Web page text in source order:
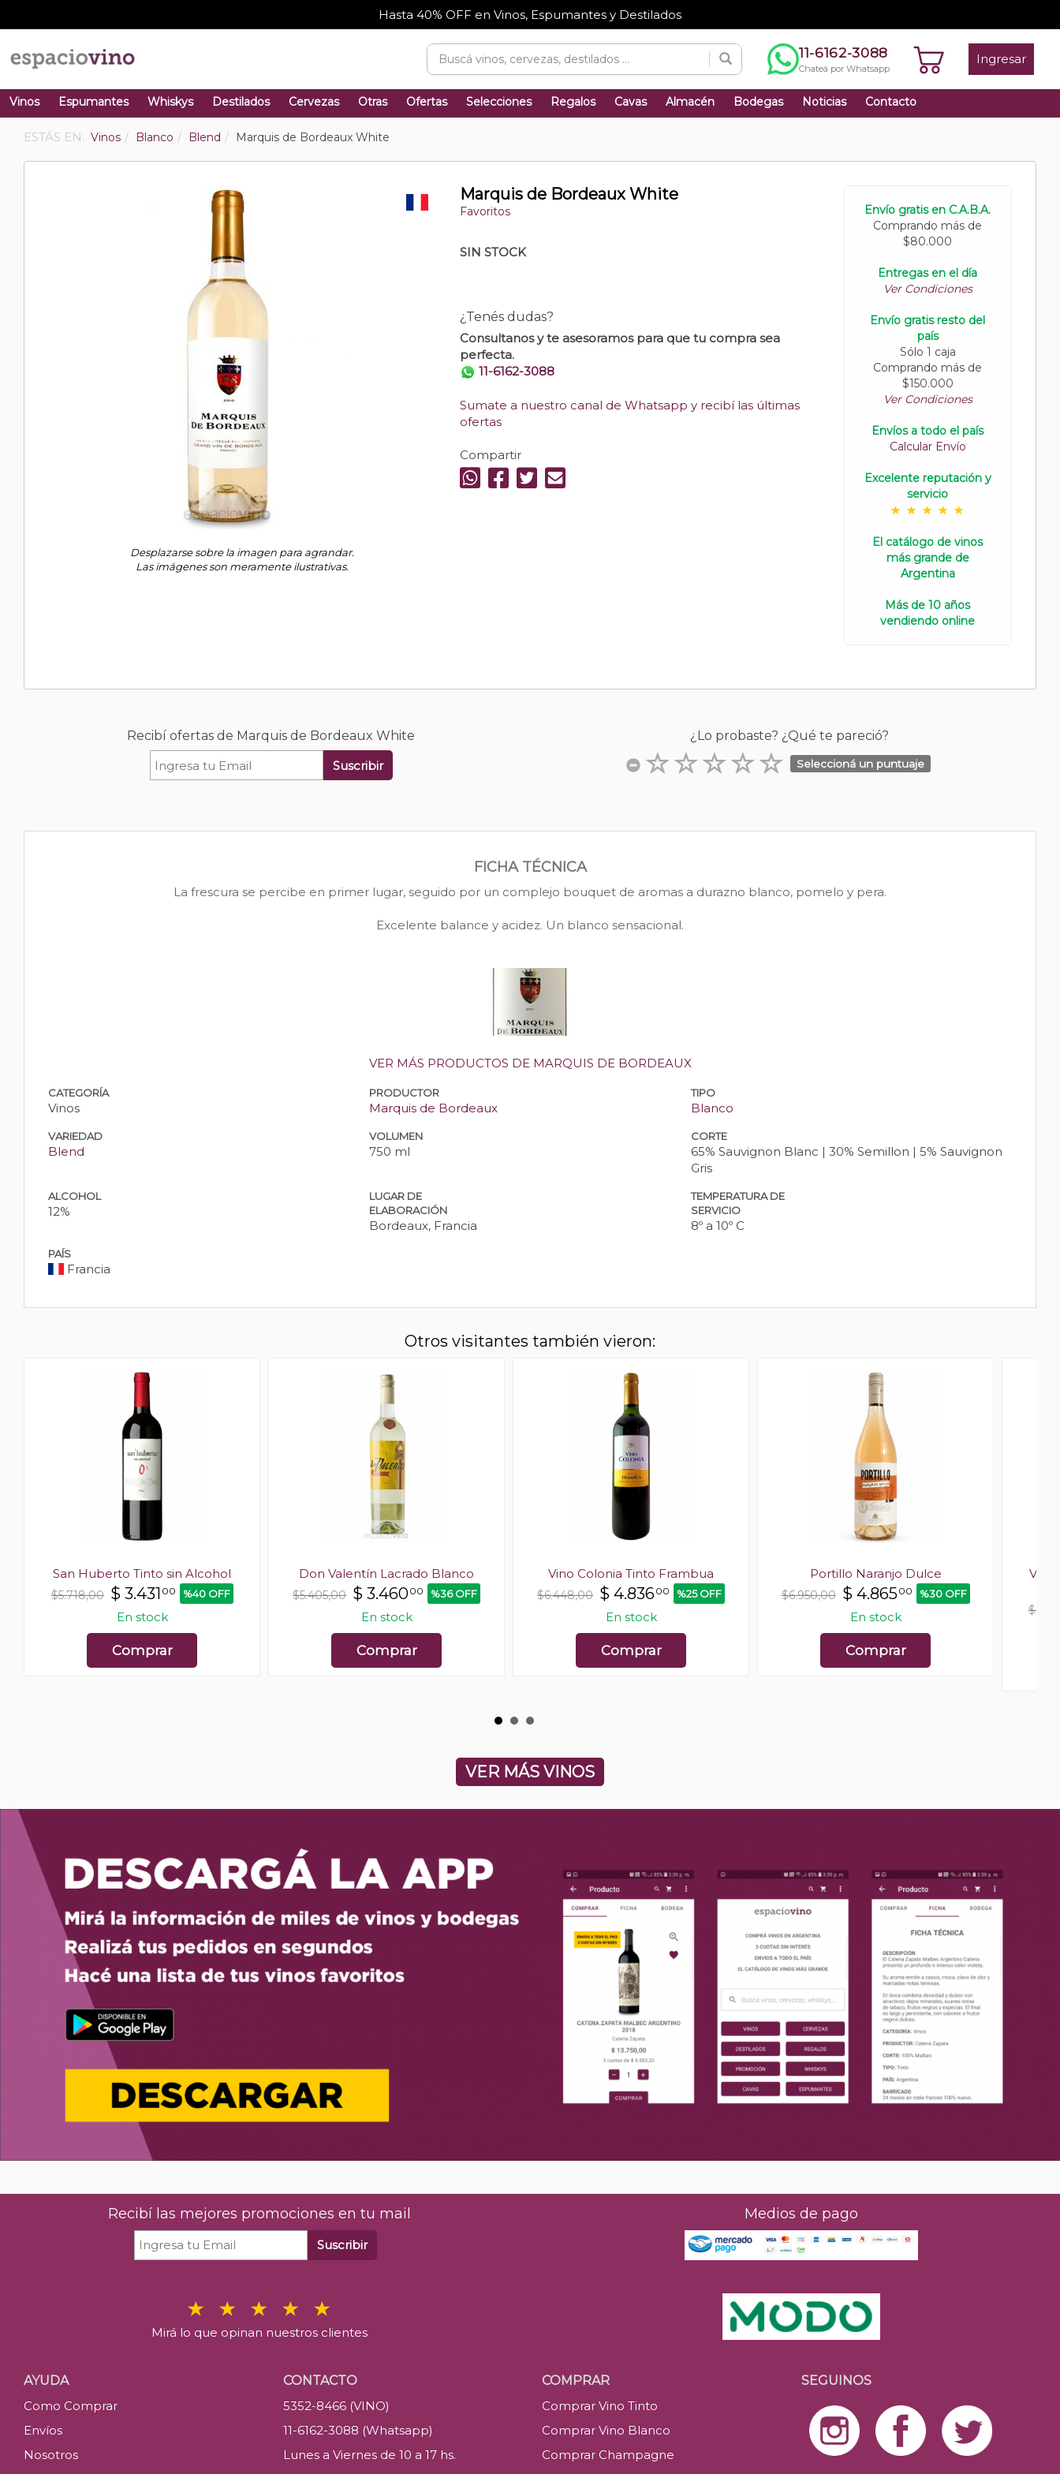
Hasta 40% OFF en Vinos, Espumantes y Destilados
11-6162-3088
Chateá por Whatsapp
Ingresar
Vinos Espumantes Whiskys Destilados Cervezas Otras Ofertas Selecciones Regalos Cavas Almacén Bodegas Noticias Contacto
ESTÁS EN: Vinos Blanco Blend Marquis de Bordeaux White
Desplazarse sobre la imagen para agrandar.
Las imágenes son meramente ilustrativas.
Marquis de Bordeaux White
Favoritos
SIN STOCK
¿Tenés dudas?
Consultanos y te asesoramos para que tu compra sea
perfecta.
11-6162-3088
Sumate a nuestro canal de Whatsapp y recibí las últimas
ofertas
Compartir
Envío gratis en C.A.B.A.
Comprando más de
$80.000
Entregas en el día
Ver Condiciones
Envío gratis resto del
país
Sólo 1 caja
Comprando más de
$150.000
Ver Condiciones
Envíos a todo el país
Calcular Envío
Excelente reputación y
servicio
El catálogo de vinos
más grande de
Argentina
Más de 10 años
vendiendo online
Recibí ofertas de Marquis de Bordeaux White
Suscribir
¿Lo probaste? ¿Qué te pareció?
Seleccioná un puntuaje
FICHA TÉCNICA
La frescura se percibe en primer lugar, seguido por un complejo bouquet de aromas a durazno blanco, pomelo y pera.
Excelente balance y acidez. Un blanco sensacional.
VER MÁS PRODUCTOS DE MARQUIS DE BORDEAUX
CATEGORÍA
Vinos
PRODUCTOR
Marquis de Bordeaux
TIPO
Blanco
VARIEDAD
Blend
VOLUMEN
750 ml
CORTE
65% Sauvignon Blanc | 30% Semillon | 5% Sauvignon
Gris
ALCOHOL
12%
LUGAR DE
ELABORACIÓN
Bordeaux, Francia
TEMPERATURA DE
SERVICIO
8º a 10º C
PAÍS
Francia
Otros visitantes también vieron:
San Huberto Tinto sin Alcohol
$5.718,00 $ 3.431 00 %40 OFF
En stock
Comprar
Don Valentín Lacrado Blanco
$5.405,00 $ 3.46000 %36 OFF
En stock
Comprar
Vino Colonia Tinto Frambua
$6.448,00 $ 4.83600 %25 OFF
En stock
Comprar
Portillo Naranjo Dulce
$6.950,00 $ 4.86500 %30 OFF
En stock
Comprar
VER MÁS VINOS
Recibí las mejores promociones en tu mail
Suscribir
Mirá lo que opinan nuestros clientes
Medios de pago
AYUDA
Como Comprar
Envíos
Nosotros
CONTACTO
5352-8466 (VINO)
11-6162-3088 (Whatsapp)
Lunes a Viernes de 10 a 17 hs.
COMPRAR
Comprar Vino Tinto
Comprar Vino Blanco
Comprar Champagne
SEGUINOS